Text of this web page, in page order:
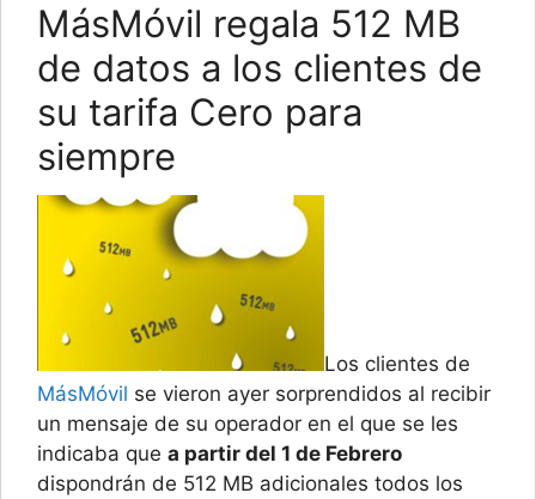
MásMóvil regala 512 MB
de datos a los clientes de
su tarifa Cero para
siempre
Los clientes de
MásMóvil se vieron ayer sorprendidos al recibir
un mensaje de su operador en el que se les
indicaba que a partir del 1 de Febrero
dispondrán de 512 MB adicionales todos los